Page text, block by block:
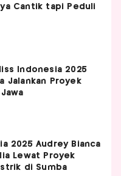
Cantik tapi Peduli
Indonesia 2025
Jalankan Proyek
Jawa
2025 Audrey Bianca
Lewat Proyek
di Sumba